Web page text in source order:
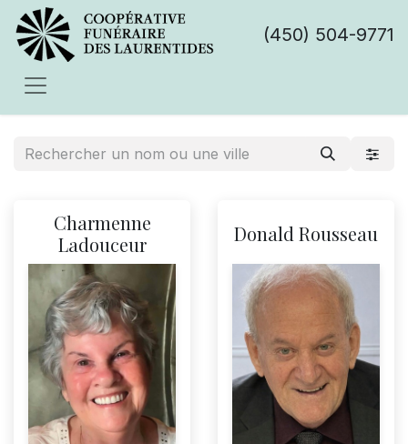
(450) 504-9771
Charmenne
Ladouceur
Donald Rousseau